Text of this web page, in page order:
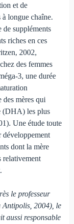
et de
à longue chaîne.
de suppléments
riches en ces
2002,
des femmes
3, une durée
mères qui
(DHA) les plus
Une étude toute
développement
dont la mère
relativement
le professeur
Antipolis, 2004), le
aussi responsable